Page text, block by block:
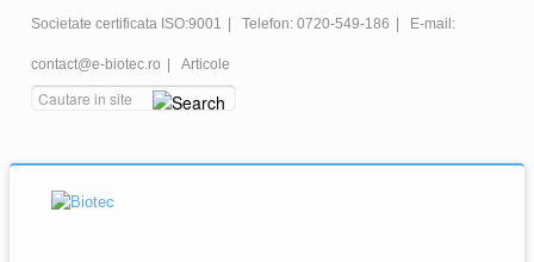
Societate certificata ISO:9001 Telefon: 0720-549-186 E-mail:
contact@e-biotec.ro Articole